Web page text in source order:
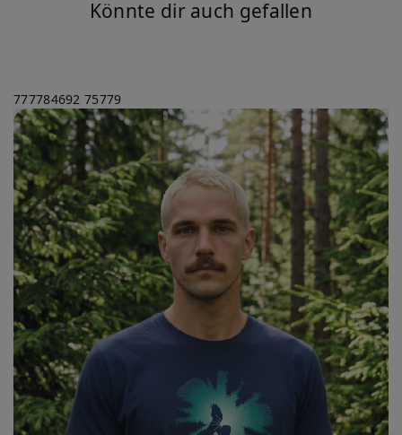
Könnte dir auch gefallen
777784692 75779